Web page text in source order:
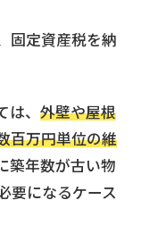
固定資産税を納
、 外壁や屋根
百万円単位の維
築年数が古い物
要になるケース